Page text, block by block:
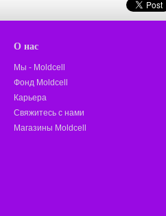
О нас
Мы - Moldcell
Фонд Moldcell
Карьера
Свяжитесь с нами
Магазины Moldcell